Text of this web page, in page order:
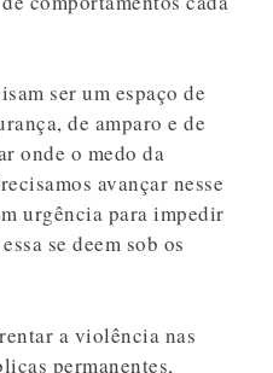
ser um espaço de
de amparo e de
onde o medo da
avançar nesse
urgência para impedir
se deem sob os
a violência nas
permanentes,